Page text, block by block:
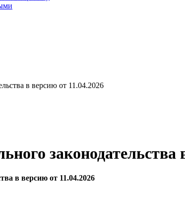
в версию от 11.04.2026
законодательства
в версию от 11.04.2026